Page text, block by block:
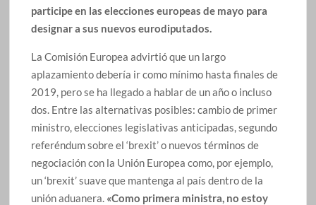
participe en las elecciones europeas de mayo para
designar a sus nuevos eurodiputados.
La Comisión Europea advirtió que un largo
aplazamiento debería ir como mínimo hasta finales de
2019, pero se ha llegado a hablar de un año o incluso
dos. Entre las alternativas posibles: cambio de primer
ministro, elecciones legislativas anticipadas, segundo
referéndum sobre el ‘brexit’ o nuevos términos de
negociación con la Unión Europea como, por ejemplo,
un ‘brexit’ suave que mantenga al país dentro de la
unión aduanera. «Como primera ministra, no estoy